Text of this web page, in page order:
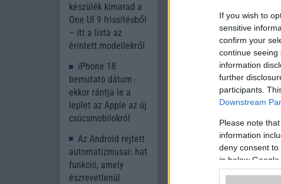
If you wish to
sensitive
confirm your
continue seeing
information
further
participants.
Downstream
Please note
information
deny consent
in below Google
Kattintson ide a
A cikkhez kapcsolódó
9to5 Mac
Into Mobile
készülék kimarad a
One UI 9 frissítésből
– itt a lista az
érintett modellekről
iPhone 18
bemutató dátum -
ekkor rántja le a
leplet az Apple az új
csúcsmobilokról
Az Android rejtett
automatizmusai: hat
funkció, amely
észrevétlenül